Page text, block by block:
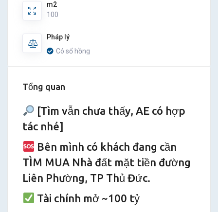
m2
100
Pháp lý
Có sổ hồng
Tổng quan
[Tìm vẫn chưa thấy, AE có hợp
tác nhé]
Bên mình có khách đang cần
TÌM MUA Nhà đất mặt tiền đường
Liên Phường, TP Thủ Đức.
Tài chính mở ~100 tỷ